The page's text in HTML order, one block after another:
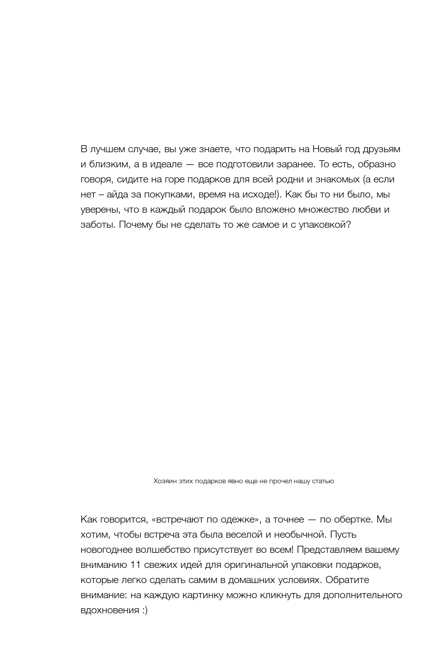
В лучшем случае, вы уже знаете, что подарить на Новый год друзьям
и близким, а в идеале — все подготовили заранее. То есть, образно
говоря, сидите на горе подарков для всей родни и знакомых (а если
нет – айда за покупками, время на исходе!). Как бы то ни было, мы
уверены, что в каждый подарок было вложено множество любви и
заботы. Почему бы не сделать то же самое и с упаковкой?
Хозяин этих подарков явно еще не прочел нашу статью
Как говорится, «встречают по одежке», а точнее — по обертке. Мы
хотим, чтобы встреча эта была веселой и необычной. Пусть
новогоднее волшебство присутствует во всем! Представляем вашему
вниманию 11 свежих идей для оригинальной упаковки подарков,
которые легко сделать самим в домашних условиях. Обратите
внимание: на каждую картинку можно кликнуть для дополнительного
вдохновения :)